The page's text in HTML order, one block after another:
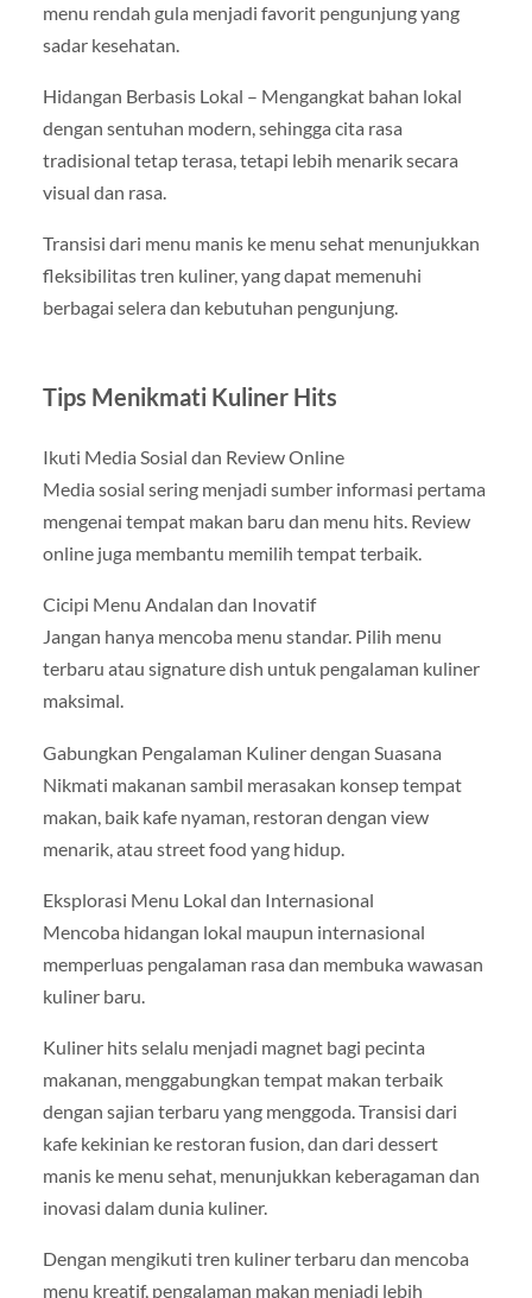
menu rendah gula menjadi favorit pengunjung yang
sadar kesehatan.
Hidangan Berbasis Lokal – Mengangkat bahan lokal
dengan sentuhan modern, sehingga cita rasa
tradisional tetap terasa, tetapi lebih menarik secara
visual dan rasa.
Transisi dari menu manis ke menu sehat menunjukkan
fleksibilitas tren kuliner, yang dapat memenuhi
berbagai selera dan kebutuhan pengunjung.
Tips Menikmati Kuliner Hits
Ikuti Media Sosial dan Review Online
Media sosial sering menjadi sumber informasi pertama
mengenai tempat makan baru dan menu hits. Review
online juga membantu memilih tempat terbaik.
Cicipi Menu Andalan dan Inovatif
Jangan hanya mencoba menu standar. Pilih menu
terbaru atau signature dish untuk pengalaman kuliner
maksimal.
Gabungkan Pengalaman Kuliner dengan Suasana
Nikmati makanan sambil merasakan konsep tempat
makan, baik kafe nyaman, restoran dengan view
menarik, atau street food yang hidup.
Eksplorasi Menu Lokal dan Internasional
Mencoba hidangan lokal maupun internasional
memperluas pengalaman rasa dan membuka wawasan
kuliner baru.
Kuliner hits selalu menjadi magnet bagi pecinta
makanan, menggabungkan tempat makan terbaik
dengan sajian terbaru yang menggoda. Transisi dari
kafe kekinian ke restoran fusion, dan dari dessert
manis ke menu sehat, menunjukkan keberagaman dan
inovasi dalam dunia kuliner.
Dengan mengikuti tren kuliner terbaru dan mencoba
menu kreatif, pengalaman makan menjadi lebih